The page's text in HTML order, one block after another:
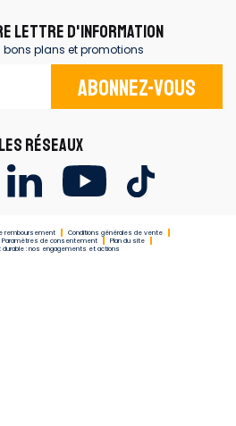
LETTRE D'INFORMATION
bons plans et promotions
Abonnez-vous
RÉSEAUX
remboursement
Conditions générales de vente
Paramètres de consentement
Plan du site
durable : nos engagements et actions